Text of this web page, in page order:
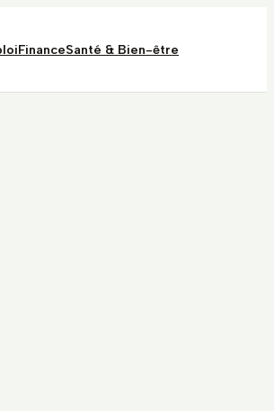
FinanceSanté & Bien-être